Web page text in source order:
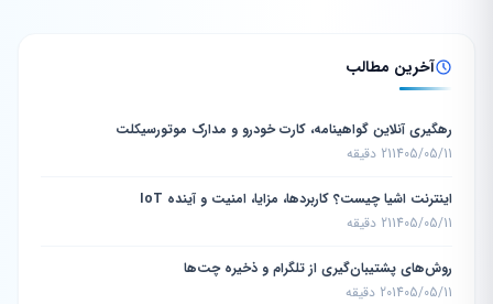
آخرین مطالب
رهگیری آنلاین گواهینامه، کارت خودرو و مدارک موتورسیکلت
1405/05/1121 دقیقه
اینترنت اشیا چیست؟ کاربردها، مزایا، امنیت و آینده IoT
1405/05/1121 دقیقه
روش‌های پشتیبان‌گیری از تلگرام و ذخیره چت‌ها
1405/05/1120 دقیقه